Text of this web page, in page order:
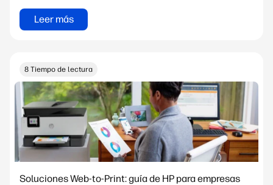
Leer más
8 Tiempo de lectura
Soluciones Web-to-Print: guía de HP para empresas